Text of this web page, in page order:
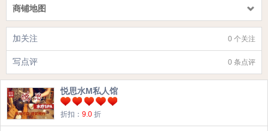
商铺地图
0 个关注
加关注
0 条点评
写点评
悦思水M私人馆
折扣： 9.0 折